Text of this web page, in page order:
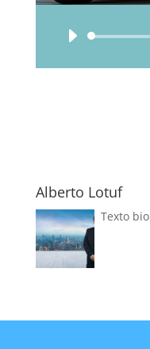
Alberto Lotuf
Texto bio